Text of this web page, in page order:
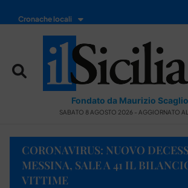
Cronache locali
Fondato da Maurizio
SABATO 8 AGOSTO 2026 - AGGIORNATO
CORONAVIRUS: NUOVO
MESSINA, SALE A 41 IL
VITTIME